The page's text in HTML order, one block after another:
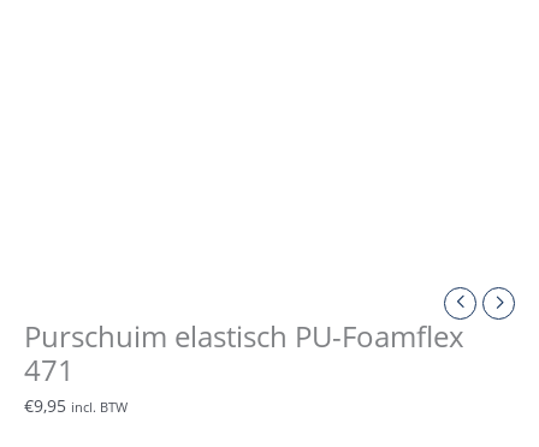
Purschuim elastisch PU-Foamflex
471
€9,95 incl. BTW